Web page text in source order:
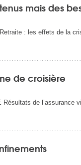
mais des
: les effets de la
de croisière
de l’assurance